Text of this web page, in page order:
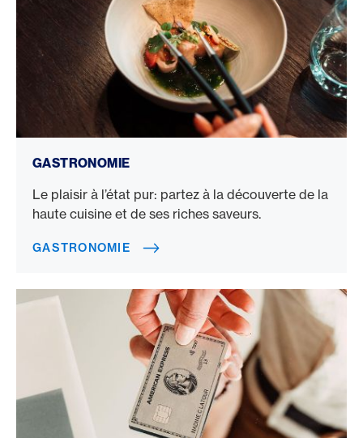
GASTRONOMIE
Le plaisir à l’état pur: partez à la découverte de la
haute cuisine et de ses riches saveurs.
GASTRONOMIE